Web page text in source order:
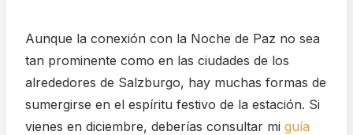
Aunque la conexión con la Noche de Paz no sea
tan prominente como en las ciudades de los
alrededores de Salzburgo, hay muchas formas de
sumergirse en el espíritu festivo de la estación. Si
vienes en diciembre, deberías consultar mi guía